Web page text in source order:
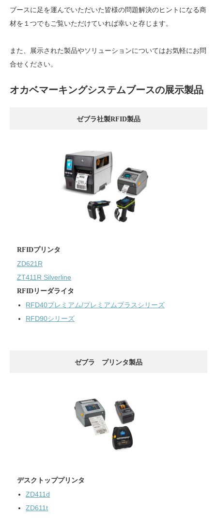
ブースに足を運んでいただいた皆様の問題解決のヒントになる商
材を１つでもご覧いただけていれば幸いと存じます。
また、展示された製品やソリューションについてはお気軽にお問
合せください。
オカベマーキングシステムブースの展示製品
ゼブラ社製RFID製品
RFIDプリンタ
ZD621R
ZT411R Silverline
RFIDリーダライタ
RFD40プレミアム/プレミアムプラスシリーズ
RFD90シリーズ
ゼブラ プリンタ製品
デスクトッププリンタ
ZD411d
ZD611t